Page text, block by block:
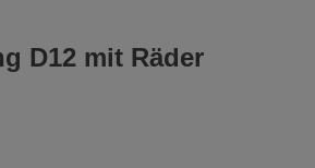
D12 mit Räder